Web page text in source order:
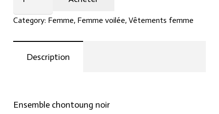
chontoung
noir
Ghalia
quantity
Category: Femme, Femme voilée, Vêtements femme
Description
Ensemble chontoung noir